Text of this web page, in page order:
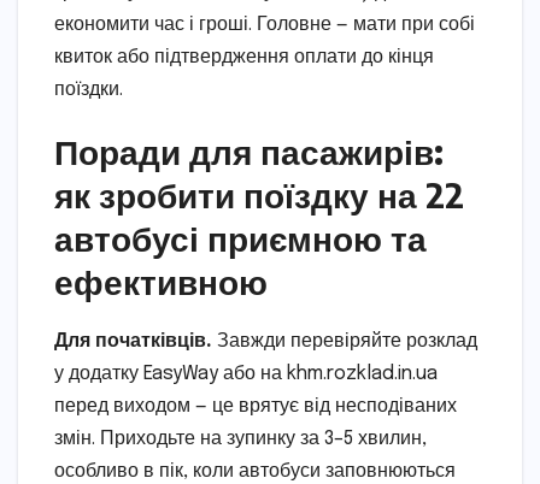
економити час і гроші. Головне — мати при собі
квиток або підтвердження оплати до кінця
поїздки.
Поради для пасажирів:
як зробити поїздку на 22
автобусі приємною та
ефективною
Для початківців. Завжди перевіряйте розклад
у додатку EasyWay або на khm.rozklad.in.ua
перед виходом — це врятує від несподіваних
змін. Приходьте на зупинку за 3–5 хвилин,
особливо в пік, коли автобуси заповнюються